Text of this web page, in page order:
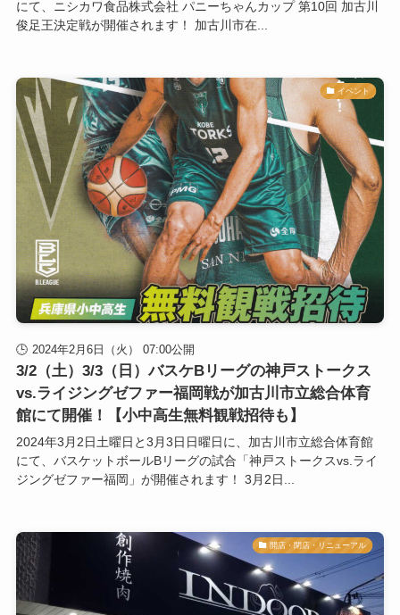
にて、ニシカワ食品株式会社 パニーちゃんカップ 第10回 加古川
俊足王決定戦が開催されます！ 加古川市在...
イベント
2024年2月6日（火） 07:00公開
3/2（土）3/3（日）バスケBリーグの神戸ストークス
vs.ライジングゼファー福岡戦が加古川市立総合体育
館にて開催！【小中高生無料観戦招待も】
2024年3月2日土曜日と3月3日日曜日に、加古川市立総合体育館
にて、バスケットボールBリーグの試合「神戸ストークスvs.ライ
ジングゼファー福岡」が開催されます！ 3月2日...
開店・閉店・リニューアル